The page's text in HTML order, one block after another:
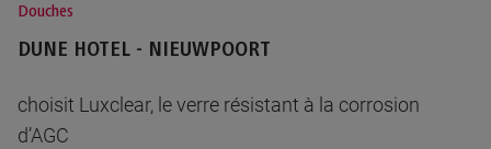
Douches
DUNE HOTEL - NIEUWPOORT
choisit Luxclear, le verre résistant à la corrosion
d’AGC